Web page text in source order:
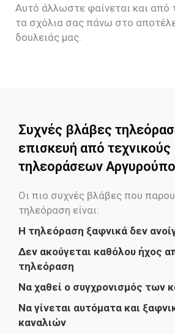
Αυτό άλλωστε φαίνεται και από
τα σχόλια σας πάνω στο
δουλειάς μας.
Συχνές βλάβες
επισκευή από τεχνικούς
τηλεοράσεων
Οι πιο συχνές βλάβες που
τηλεόραση είναι:
H τηλεόραση ξαφνικά δεν
Δεν ακούγεται καθόλου ήχος
τηλεόραση
Να χαθεί ο συγχρονισμός των
Να γίνεται αυτόματα και
καναλιών